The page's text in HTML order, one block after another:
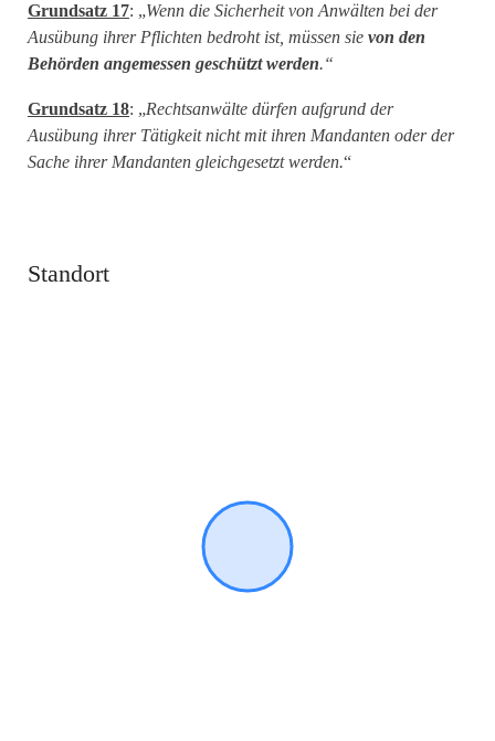
Grundsatz 17: „Wenn die Sicherheit von Anwälten bei der
Ausübung ihrer Pflichten bedroht ist, müssen sie von den
Behörden angemessen geschützt werden.“
Grundsatz 18: „Rechtsanwälte dürfen aufgrund der
Ausübung ihrer Tätigkeit nicht mit ihren Mandanten oder der
Sache ihrer Mandanten gleichgesetzt werden.“
Standort